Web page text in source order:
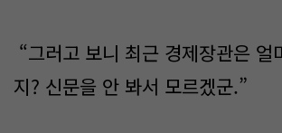
“그러고 보니 최근 경제장관은 얼
지? 신문을 안 봐서 모르겠군.”